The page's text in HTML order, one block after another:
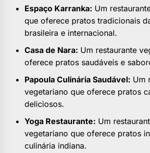
Espaço Karranka: Um
que oferece pratos tradicionais
brasileira e internacional.
Casa de Nara: Um restaurante
oferece pratos saudáveis e
Papoula Culinária Saudável: Um
vegetariano que oferece pratos
deliciosos.
Yoga Restaurante: Um
vegetariano que oferece pratos
culinária indiana.